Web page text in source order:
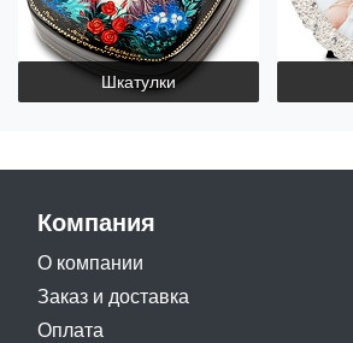
Шкатулки
Компания
О компании
Заказ и доставка
Оплата